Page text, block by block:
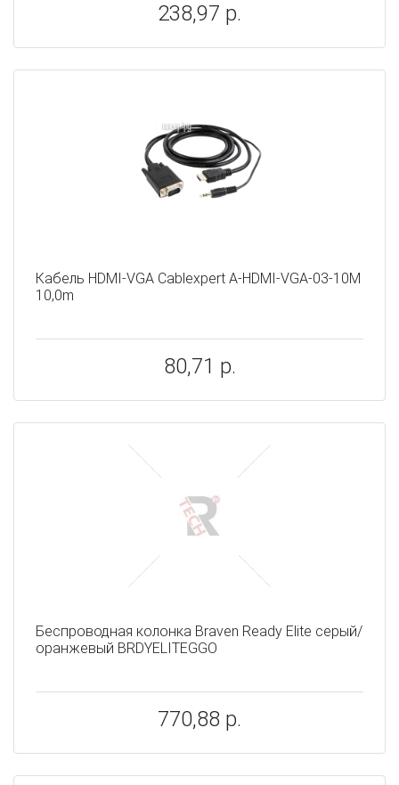
238,97 р.
Кабель HDMI-VGA Cablexpert A-HDMI-VGA-03-10M
10,0m
80,71 р.
Беспроводная колонка Braven Ready Elite серый/
оранжевый BRDYELITEGGO
770,88 р.